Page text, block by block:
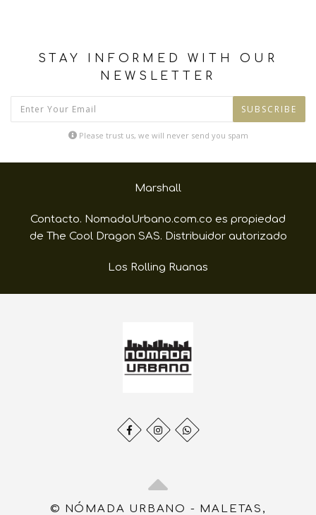
STAY INFORMED WITH OUR
NEWSLETTER
SUBSCRIBE
Please trust us, we will never send you spam
Marshall
Contacto. NomadaUrbano.com.co es propiedad
de The Cool Dragon SAS. Distribuidor autorizado
Los Rolling Ruanas
© NÓMADA URBANO - MALETAS,